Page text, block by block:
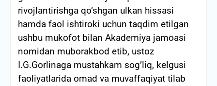
rivojlantirishga qo‘shgan ulkan hissasi
hamda faol ishtiroki uchun taqdim etilgan
ushbu mukofot bilan Akademiya jamoasi
nomidan muborakbod etib, ustoz
I.G.Gorlinaga mustahkam sog’liq, kelgusi
faoliyatlarida omad va muvaffaqiyat tilab